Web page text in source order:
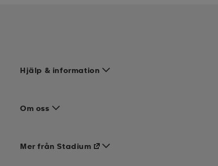
Hjälp & information
Om oss
Mer från Stadium